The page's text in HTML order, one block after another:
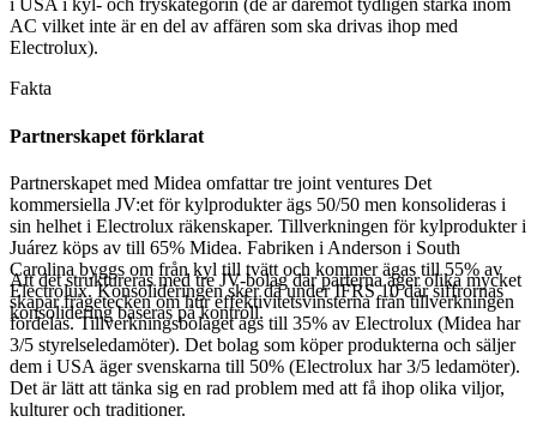
i USA i kyl- och fryskategorin (de är däremot tydligen starka inom
AC vilket inte är en del av affären som ska drivas ihop med
Electrolux).
Fakta
Partnerskapet förklarat
Partnerskapet med Midea omfattar tre joint ventures Det
kommersiella JV:et för kylprodukter ägs 50/50 men konsolideras i
sin helhet i Electrolux räkenskaper. Tillverkningen för kylprodukter i
Juárez köps av till 65% Midea. Fabriken i Anderson i South
Carolina byggs om från kyl till tvätt och kommer ägas till 55% av
Electrolux. Konsolideringen sker då under IFRS 10 där siffrornas
konsolidering baseras på kontroll.
Att det struktureras med tre JV-bolag där parterna äger olika mycket
skapar frågetecken om hur effektivitetsvinsterna från tillverkningen
fördelas. Tillverkningsbolaget ägs till 35% av Electrolux (Midea har
3/5 styrelseledamöter). Det bolag som köper produkterna och säljer
dem i USA äger svenskarna till 50% (Electrolux har 3/5 ledamöter).
Det är lätt att tänka sig en rad problem med att få ihop olika viljor,
kulturer och traditioner.